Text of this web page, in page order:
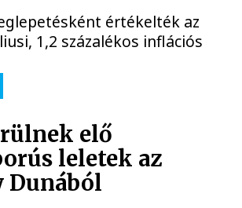
értékelték az
1,2 százalékos inflációs
elő
leletek az
Dunából